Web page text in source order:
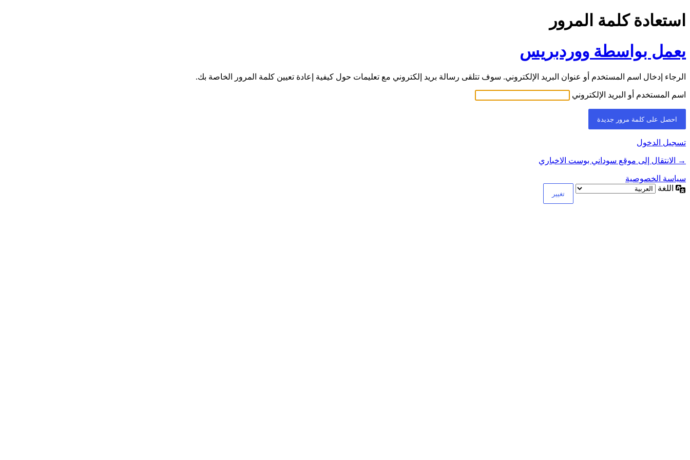
استعادة كلمة المرور
يعمل بواسطة ووردبريس
الرجاء إدخال اسم المستخدم أو عنوان البريد الإلكتروني. سوف تتلقى رسالة بريد إلكتروني مع تعليمات حول كيفية إعادة تعيين كلمة المرور الخاصة بك.
اسم المستخدم أو البريد الإلكتروني
تسجيل الدخول
→ الانتقال إلى موقع سوداني بوست الاخباري
سياسة الخصوصية
اللغة